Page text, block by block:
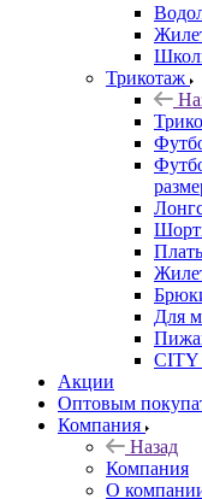
Трикотаж
Для
CITY
Акции
Оптовым
Компания
Назад
Компания
О